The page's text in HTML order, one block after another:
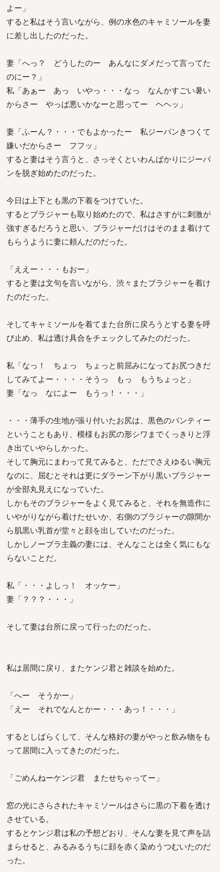
よー」
すると私はそう言いながら、例の水色のキャミソールを妻
に差し出したのだった。
妻「へっ？ どうしたのー あんなにダメだって言ってた
のにー？」
私「あぁー あっ いやっ・・・なっ なんかすごい暑い
からさー やっぱ悪いかなーと思ってー ヘヘッ」
妻「ふーん？・・・でもよかったー 私ジーパンきつくて
嫌いだからさー フフッ」
すると妻はそう言うと、さっそくといわんばかりにジーパ
ンを脱ぎ始めたのだった。
今日は上下とも黒の下着をつけていた。
するとブラジャーも取り始めたので、私はさすがに刺激が
強すぎるだろうと思い、ブラジャーだけはそのまま着けて
もらうように妻に頼んだのだった。
「ええー・・・もおー」
すると妻は文句を言いながら、渋々またブラジャーを着け
たのだった。
そしてキャミソールを着てまた台所に戻ろうとする妻を呼
び止め、私は透け具合をチェックしてみたのだった。
私「なっ！ ちょっ ちょっと前屈みになってお尻つきだ
してみてよー・・・・そうっ もっ もうちょっと」
妻「なっ なによー もうっ！・・・」
・・・薄手の生地が張り付いたお尻は、黒色のパンティー
ということもあり、模様もお尻の形シワまでくっきりと浮
き出ていやらしかった。
そして胸元にまわって見てみると、ただでさえゆるい胸元
なのに、屈むとそれは更にダラーン下がり黒いブラジャー
が全部丸見えになっていた。
しかもそのブラジャーをよく見てみると、それを無造作に
いやがりながら着けたせいか、右側のブラジャーの隙間か
ら肌黒い乳首が堂々と顔を出していたのだった。
しかしノーブラ主義の妻には、そんなことは全く気にもな
らないことだ。
私「・・・よしっ！ オッケー」
妻「？？？・・・」
そして妻は台所に戻って行ったのだった。
私は居間に戻り、またケンジ君と雑談を始めた。
「へー そうかー」
「えー それでなんとかー・・・あっ！・・・」
するとしばらくして、そんな格好の妻がやっと飲み物をも
って居間に入ってきたのだった。
「ごめんねーケンジ君 またせちゃってー」
窓の光にさらされたキャミソールはさらに黒の下着を透け
させている。
するとケンジ君は私の予想どおり、そんな妻を見て声を詰
まらせると、みるみるうちに顔を赤く染めうつむいたのだ
った。